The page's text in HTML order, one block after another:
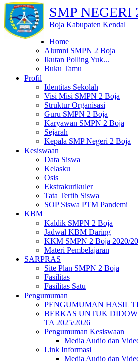
SMP NEGERI
Boja Kabupaten Kendal
Home
Alumni SMPN 2 Boja
Ikutan Polling Yuk...
Buku Tamu
Profil
Identitas Sekolah
Visi Misi SMPN 2 Boja
Struktur Organisasi
Guru SMPN 2 Boja
Karyawan SMPN 2 Boja
Sejarah
Kepala SMP Negeri 2 Boja
Kesiswaan
Data Siswa
Kelasku
Osis
Ekstrakurikuler
Tata Tertib Siswa
SOP Siswa PTM Pandemi
KBM
Kaldik SMPN 2 Boja
Jadwal KBM Daring
KKM SMPN 2 Boja 2020/
Materi Pembelajaran
SARPRAS
Site Plan SMPN 2 Boja
Fasilitas
Fasilitas Satu
Pengumuman
PENGUMUMAN HASIL
BERKAS UNTUK
TA 2025/2026
Pengumuman Kesiswaan
Media Audio dan
Link Informasi
Media Audio dan